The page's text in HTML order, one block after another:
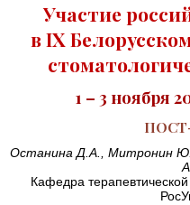
Участие
в IX
1 – 3 ноября
Останина Д.А., Митронин
Кафедра